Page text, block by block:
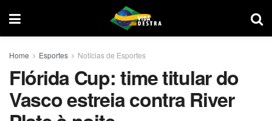
Home Esportes Notícias de Esportes
Flórida Cup: time titular do
Vasco estreia contra River